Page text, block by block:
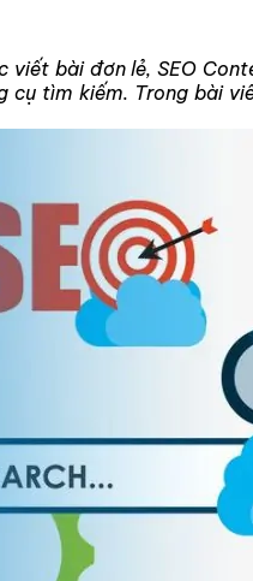
bài đơn lẻ, SEO
cụ tìm kiếm. Trong bài